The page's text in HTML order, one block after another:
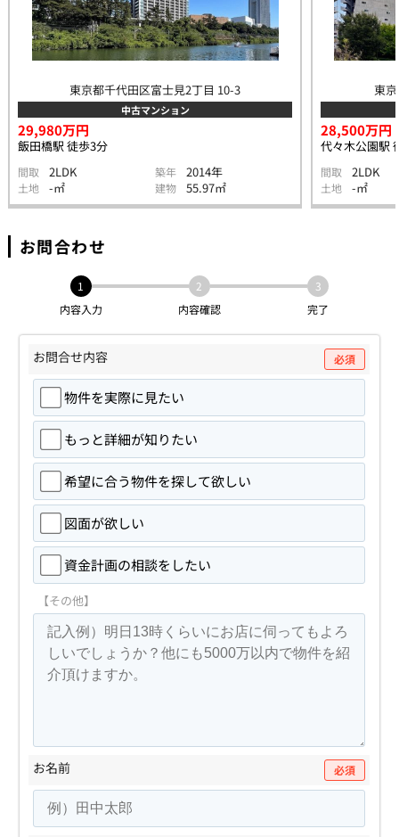
東京都千代田区富士見2丁目 10-3
中古マンション
29,980万円
飯田橋駅 徒歩3分
間取 2LDK 築年 2014年
土地 -㎡ 建物 55.97㎡
東
28,500万円
代々木公園駅
間取 2LDK
土地 -㎡
お問合わせ
1
内容入力
2
内容確認
3
完了
お問合せ内容 必須
物件を実際に見たい
もっと詳細が知りたい
希望に合う物件を探して欲しい
図面が欲しい
資金計画の相談をしたい
【その他】
お名前 必須